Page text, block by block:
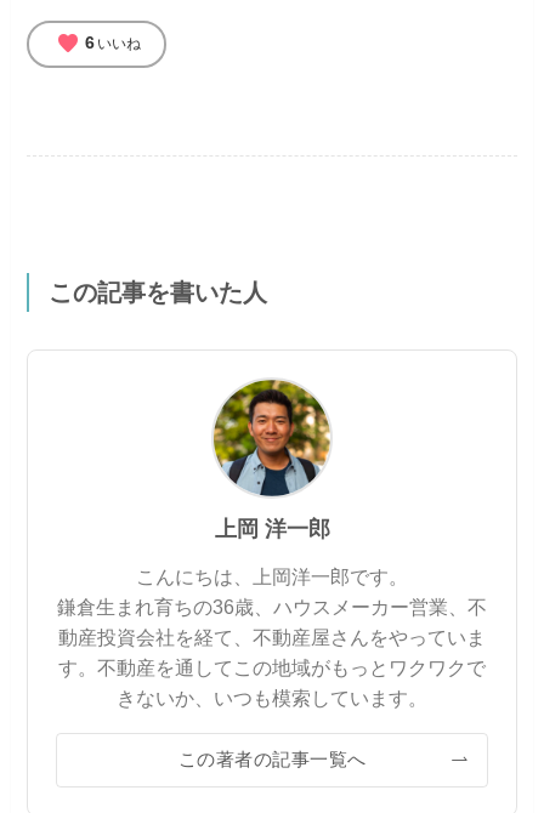
favorite 6 いいね
この記事を書いた人
上岡 洋一郎
こんにちは、上岡洋一郎です。
鎌倉生まれ育ちの36歳、ハウスメーカー営業、不
動産投資会社を経て、不動産屋さんをやっていま
す。不動産を通してこの地域がもっとワクワクで
きないか、いつも模索しています。
この著者の記事一覧へ